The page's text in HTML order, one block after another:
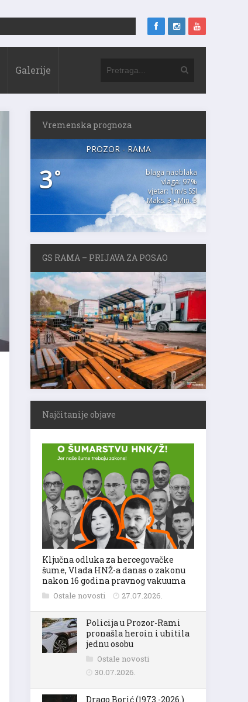
Galerije
Vremenska prognoza
PROZOR - RAMA
3°
blaga naoblaka
vlaga: 97%
vjetar: 1m/s SSI
Maks. 3 • Min. 3
GS RAMA – PRIJAVA ZA POSAO
Najčitanije objave
Ključna odluka za hercegovačke
šume, Vlada HNŽ-a danas o zakonu
nakon 16 godina pravnog vakuuma
Ostale novosti 27.07.2026.
Policija u Prozor-Rami
pronašla heroin i uhitila
jednu osobu
Ostale novosti
30.07.2026.
Drago Borić (1973.-2026.)